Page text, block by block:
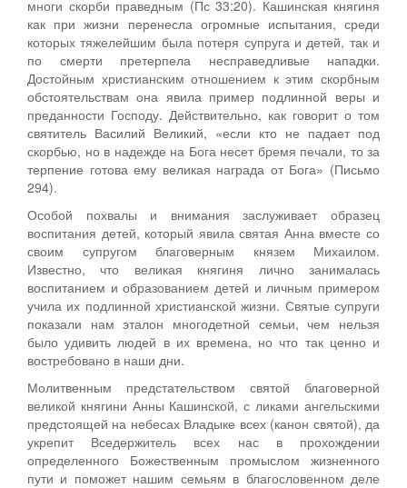
многи скорби праведным (Пс 33:20). Кашинская княгиня
как при жизни перенесла огромные испытания, среди
которых тяжелейшим была потеря супруга и детей, так и
по смерти претерпела несправедливые нападки.
Достойным христианским отношением к этим скорбным
обстоятельствам она явила пример подлинной веры и
преданности Господу. Действительно, как говорит о том
святитель Василий Великий, «если кто не падает под
скорбью, но в надежде на Бога несет бремя печали, то за
терпение готова ему великая награда от Бога» (Письмо
294).
Особой похвалы и внимания заслуживает образец
воспитания детей, который явила святая Анна вместе со
своим супругом благоверным князем Михаилом.
Известно, что великая княгиня лично занималась
воспитанием и образованием детей и личным примером
учила их подлинной христианской жизни. Святые супруги
показали нам эталон многодетной семьи, чем нельзя
было удивить людей в их времена, но что так ценно и
востребовано в наши дни.
Молитвенным предстательством святой благоверной
великой княгини Анны Кашинской, с ликами ангельскими
предстоящей на небесах Владыке всех (канон святой), да
укрепит Вседержитель всех нас в прохождении
определенного Божественным промыслом жизненного
пути и поможет нашим семьям в благословенном деле